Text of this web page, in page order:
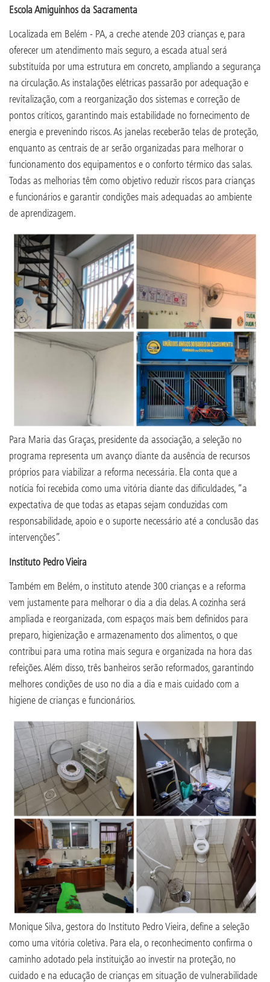
Escola Amiguinhos da Sacramenta
Localizada em Belém - PA, a creche atende 203 crianças e, para
oferecer um atendimento mais seguro, a escada atual será
substituída por uma estrutura em concreto, ampliando a segurança
na circulação. As instalações elétricas passarão por adequação e
revitalização, com a reorganização dos sistemas e correção de
pontos críticos, garantindo mais estabilidade no fornecimento de
energia e prevenindo riscos. As janelas receberão telas de proteção,
enquanto as centrais de ar serão organizadas para melhorar o
funcionamento dos equipamentos e o conforto térmico das salas.
Todas as melhorias têm como objetivo reduzir riscos para crianças
e funcionários e garantir condições mais adequadas ao ambiente
de aprendizagem.
Para Maria das Graças, presidente da associação, a seleção no
programa representa um avanço diante da ausência de recursos
próprios para viabilizar a reforma necessária. Ela conta que a
notícia foi recebida como uma vitória diante das dificuldades, “a
expectativa de que todas as etapas sejam conduzidas com
responsabilidade, apoio e o suporte necessário até a conclusão das
intervenções”.
Instituto Pedro Vieira
Também em Belém, o instituto atende 300 crianças e a reforma
vem justamente para melhorar o dia a dia delas. A cozinha será
ampliada e reorganizada, com espaços mais bem definidos para
preparo, higienização e armazenamento dos alimentos, o que
contribui para uma rotina mais segura e organizada na hora das
refeições. Além disso, três banheiros serão reformados, garantindo
melhores condições de uso no dia a dia e mais cuidado com a
higiene de crianças e funcionários.
Monique Silva, gestora do Instituto Pedro Vieira, define a seleção
como uma vitória coletiva. Para ela, o reconhecimento confirma o
caminho adotado pela instituição ao investir na proteção, no
cuidado e na educação de crianças em situação de vulnerabilidade